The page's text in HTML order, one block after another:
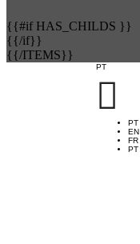
{{#if HAS_CHILDS }}
{{/if}}
{{/ITEMS}}
PT

PT
EN
FR
PT